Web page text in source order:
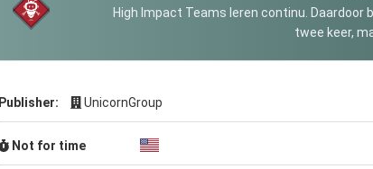
High Impact Teams leren continu. Daardoor
twee keer,
Publisher: UnicornGroup
Not for time